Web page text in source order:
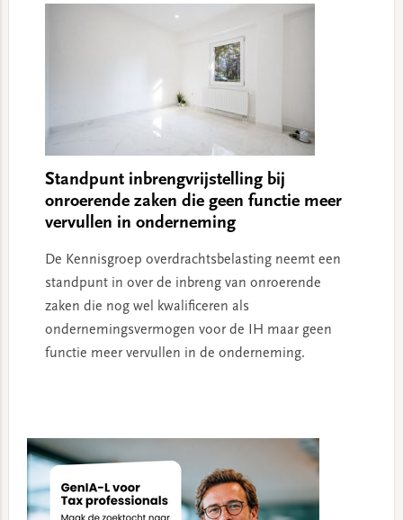
Standpunt inbrengvrijstelling bij
onroerende zaken die geen functie meer
vervullen in onderneming
De Kennisgroep overdrachtsbelasting neemt een
standpunt in over de inbreng van onroerende
zaken die nog wel kwalificeren als
ondernemingsvermogen voor de IH maar geen
functie meer vervullen in de onderneming.
Sidebar